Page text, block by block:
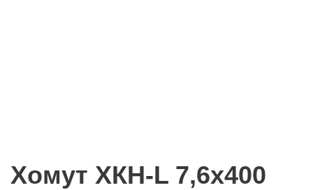
Хомут ХКН-L 7,6х400